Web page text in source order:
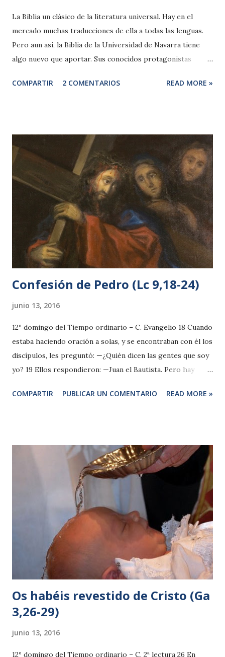
La Biblia un clásico de la literatura universal. Hay en el
mercado muchas traducciones de ella a todas las lenguas.
Pero aun así, la Biblia de la Universidad de Navarra tiene
algo nuevo que aportar. Sus conocidos protagonistas
ventana abierta en su portada para mirar al lector en su
dispuestos a entrar en diálogo con quien toma el libro en
sus manos. ¿Dónde reside su novedad? La novedad en la
edición de un clásico de la literatura es como la novedad
que puede suponer la presentación de un buen vino. Hay
muchos vinos, de muy diversas procedencias y categorías,
pero esto no impide que puedan irrumpir en el mercado
tipos nuevos, con personalidad propia, de verdadera
calidad. Con una novedad que reside en una adecuada
conjunción de uva y de crianza, que ...
COMPARTIR 2 COMENTARIOS READ MORE »
Confesión de Pedro (Lc 9,18-24)
junio 13, 2016
12º domingo del Tiempo ordinario – C. Evangelio 18 Cuando
estaba haciendo oración a solas, y se encontraban con él los
discípulos, les preguntó: —¿Quién dicen las gentes que soy
yo? 19 Ellos respondieron: —Juan el Bautista. Pero hay
los antiguos profetas. 20 Pero él les dijo: —Y vosotros
padecer mucho y ser rechazado por causa de los ancianos,
de los príncipes de los sacerdotes y de los escribas, y ser
llevado a la muerte y resucitar al tercer día. 23 Y les decía a
todos: —Si alguno quiere venir detrás de mí, que se niegue
a sí mismo, que tome su cruz cada día, y que me siga. 24
Porque el que quiera salvar su vida la perderá; pero el que
pierda su vida por mí, ése la salvará. Los tres primeros
evangelios recogen la confesión de fe de ...
COMPARTIR PUBLICAR UN COMENTARIO READ MORE »
Os habéis revestido de Cristo (Ga
3,26-29)
junio 13, 2016
12º domingo del Tiempo ordinario – C. 2ª lectura 26 En